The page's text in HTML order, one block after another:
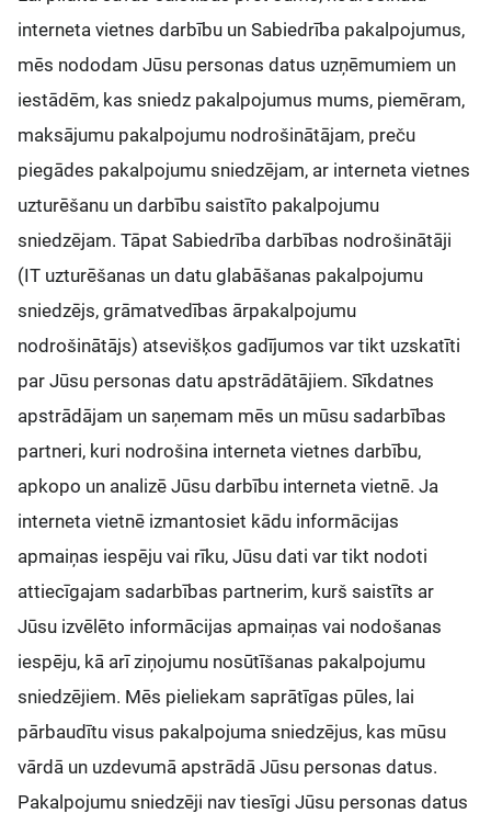
interneta vietnes darbību un Sabiedrība pakalpojumus,
mēs nododam Jūsu personas datus uzņēmumiem un
iestādēm, kas sniedz pakalpojumus mums, piemēram,
maksājumu pakalpojumu nodrošinātājam, preču
piegādes pakalpojumu sniedzējam, ar interneta vietnes
uzturēšanu un darbību saistīto pakalpojumu
sniedzējam. Tāpat Sabiedrība darbības nodrošinātāji
(IT uzturēšanas un datu glabāšanas pakalpojumu
sniedzējs, grāmatvedības ārpakalpojumu
nodrošinātājs) atsevišķos gadījumos var tikt uzskatīti
par Jūsu personas datu apstrādātājiem. Sīkdatnes
apstrādājam un saņemam mēs un mūsu sadarbības
partneri, kuri nodrošina interneta vietnes darbību,
apkopo un analizē Jūsu darbību interneta vietnē. Ja
interneta vietnē izmantosiet kādu informācijas
apmaiņas iespēju vai rīku, Jūsu dati var tikt nodoti
attiecīgajam sadarbības partnerim, kurš saistīts ar
Jūsu izvēlēto informācijas apmaiņas vai nodošanas
iespēju, kā arī ziņojumu nosūtīšanas pakalpojumu
sniedzējiem. Mēs pieliekam saprātīgas pūles, lai
pārbaudītu visus pakalpojuma sniedzējus, kas mūsu
vārdā un uzdevumā apstrādā Jūsu personas datus.
Pakalpojumu sniedzēji nav tiesīgi Jūsu personas datus